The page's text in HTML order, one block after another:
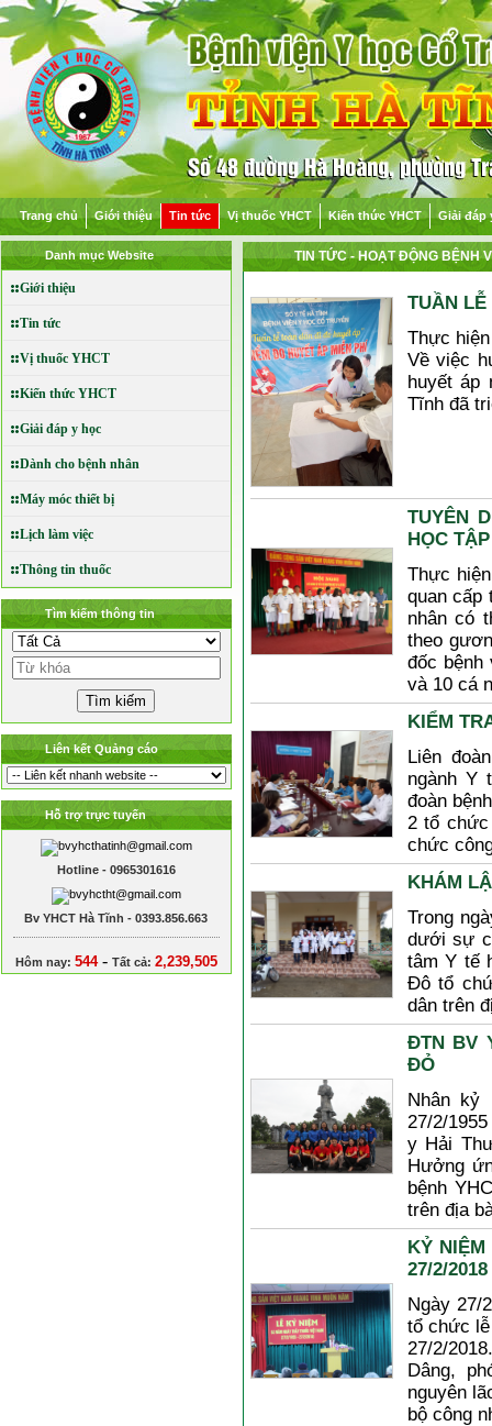
Trang chủ Giới thiệu Tin tức Vị thuốc YHCT Kiến thức YHCT Giải đáp
Danh mục Website
Giới thiệu
Tin tức
Vị thuốc YHCT
Kiến thức YHCT
Giải đáp y học
Dành cho bệnh nhân
Máy móc thiết bị
Lịch làm việc
Thông tin thuốc
Tìm kiếm thông tin
Liên kết Quảng cáo
Hỗ trợ trực tuyến
Hotline - 0965301616
Bv YHCT Hà Tĩnh - 0393.856.663
Hôm nay: 544- Tất cả: 2,239,505
TIN TỨC- HOẠT ĐỘNG BỆNH
TUẦN
Thực
Về việc
huyết áp
Tĩnh đã
TUYÊN
HỌC
Thực
quan cấp
nhân có
theo
đốc bệnh
và 10 cá
KIỂM
Liên
ngành Y
đoàn
2 tổ
chức
KHÁM
Trong
dưới sự
tâm Y tế
Đô tổ
dân trên
ĐTN BV
ĐỎ
Nhân kỷ
27/2/
y Hải
Hưởng
bệnh
trên địa
KỶ
27/2/2018
Ngày 27/
tổ chức
27/2/
Dâng,
nguyên
bộ công